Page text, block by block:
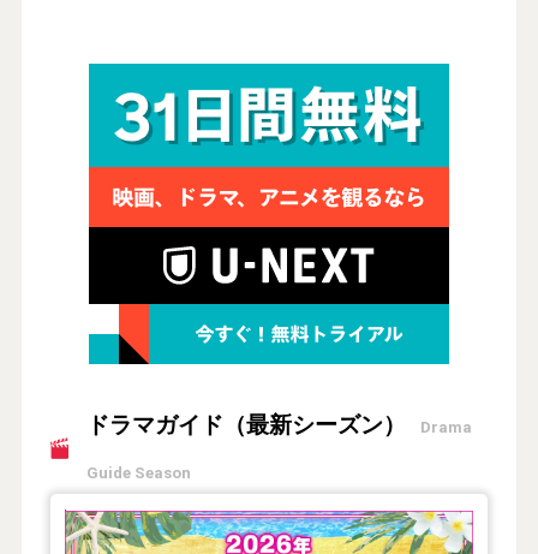
ドラマガイド（最新シーズン） Drama
Guide Season
【2026年夏】TVドラマガイド